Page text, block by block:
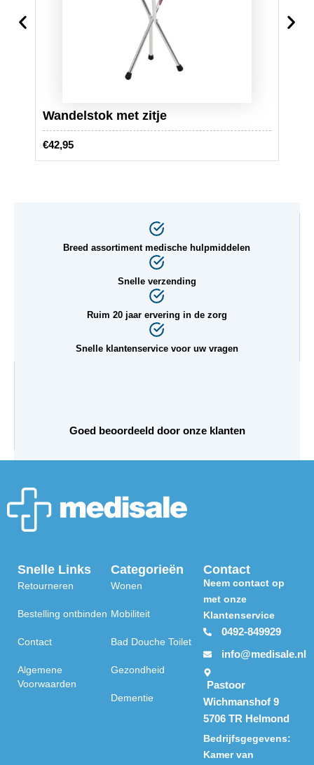
Wandelstok met zitje
€42,95
Breed assortiment medische hulpmiddelen
Snelle verzending
Ruim 20 jaar ervering in de zorg
Snelle klantenservice voor uw vragen
Goed beoordeeld door onze klanten
Snelle Links
Retourneren
Bestelling ontbinden
Contact
Algemene
Voorwaarden
Categorieën
Wonen
Mobiliteit
Bad Douche Toilet
Gezondheid
Dementie
Contact
Neem contact op
met onze
Klantenservice
0492-849929
info@medisale.nl
Pastoor
Wichmanshof 9
5706 TR Helmond
Bedrijfsgegevens:
Kamer van